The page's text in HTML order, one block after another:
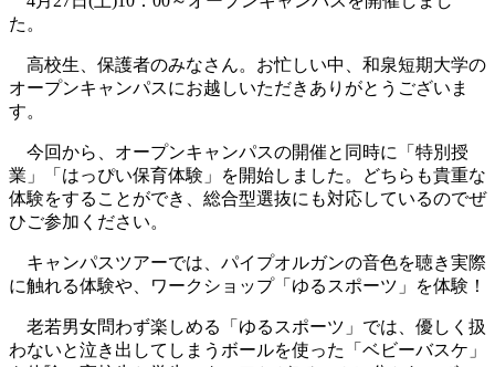
た。
高校生、保護者のみなさん。お忙しい中、和泉短期大学の
オープンキャンパスにお越しいただきありがとうございま
す。
今回から、オープンキャンパスの開催と同時に「特別授
業」「はっぴい保育体験」を開始しました。どちらも貴重な
体験をすることができ、総合型選抜にも対応しているのでぜ
ひご参加ください。
キャンパスツアーでは、パイプオルガンの音色を聴き実際
に触れる体験や、ワークショップ「ゆるスポーツ」を体験！
老若男女問わず楽しめる「ゆるスポーツ」では、優しく扱
わないと泣き出してしまうボールを使った「ベビーバスケ」